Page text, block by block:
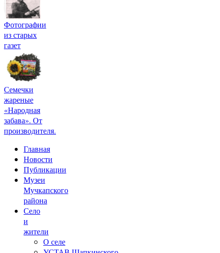
Фотографии
из старых
газет
Семечки
жареные
«Народная
забава». От
производителя.
Главная
Новости
Публикации
Музеи
Мучкапского
района
Село
и
жители
О селе